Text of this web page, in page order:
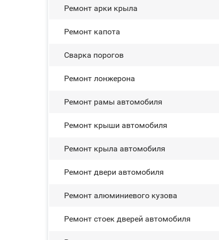
Ремонт арки крыла
Ремонт капота
Сварка порогов
Ремонт лонжерона
Ремонт рамы автомобиля
Ремонт крыши автомобиля
Ремонт крыла автомобиля
Ремонт двери автомобиля
Ремонт алюминиевого кузова
Ремонт стоек дверей автомобиля